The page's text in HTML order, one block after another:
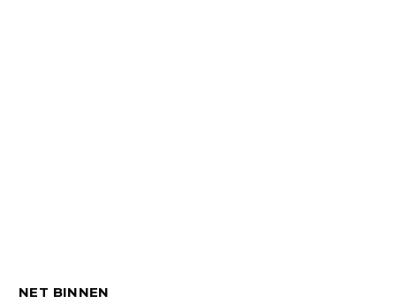
NET BINNEN